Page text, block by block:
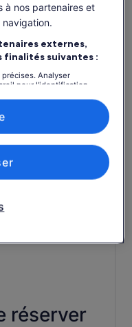
de cette page
S’ouvre
un
non
escortée et
et du centre
sélectionnés)
réserver
à nos partenaires et
navigation.
externes,
suivantes :
Analyser
pour l’identification.
des publicités
de services.